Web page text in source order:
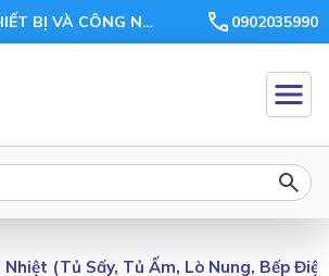
CÔNG TY TNHH THIẾT BỊ VÀ CÔNG NGHỆ CHÂU GIANG 0902035990
(tủ Sấy, Tủ Ấm, Lò Nung, Bếp